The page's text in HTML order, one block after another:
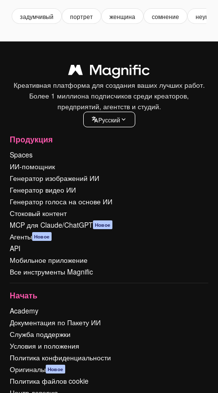
задумчивый портрет женщина сомнение
Креативная платформа для создания ваших лучших работ.
Более 1 миллиона подписчиков среди креаторов,
предприятий, агентств и студий.
Pусский
Продукция
Spaces
ИИ-помощник
Генератор изображений ИИ
Генератор видео ИИ
Генератор голоса на основе ИИ
Стоковый контент
MCP для Claude/ChatGPT Новое
Агенты Новое
API
Мобильное приложение
Все инструменты Magnific
Начать
Academy
Документация по Пакету ИИ
Служба поддержки
Условия и положения
Политика конфиденциальности
Оригиналы Новое
Политика файлов cookie